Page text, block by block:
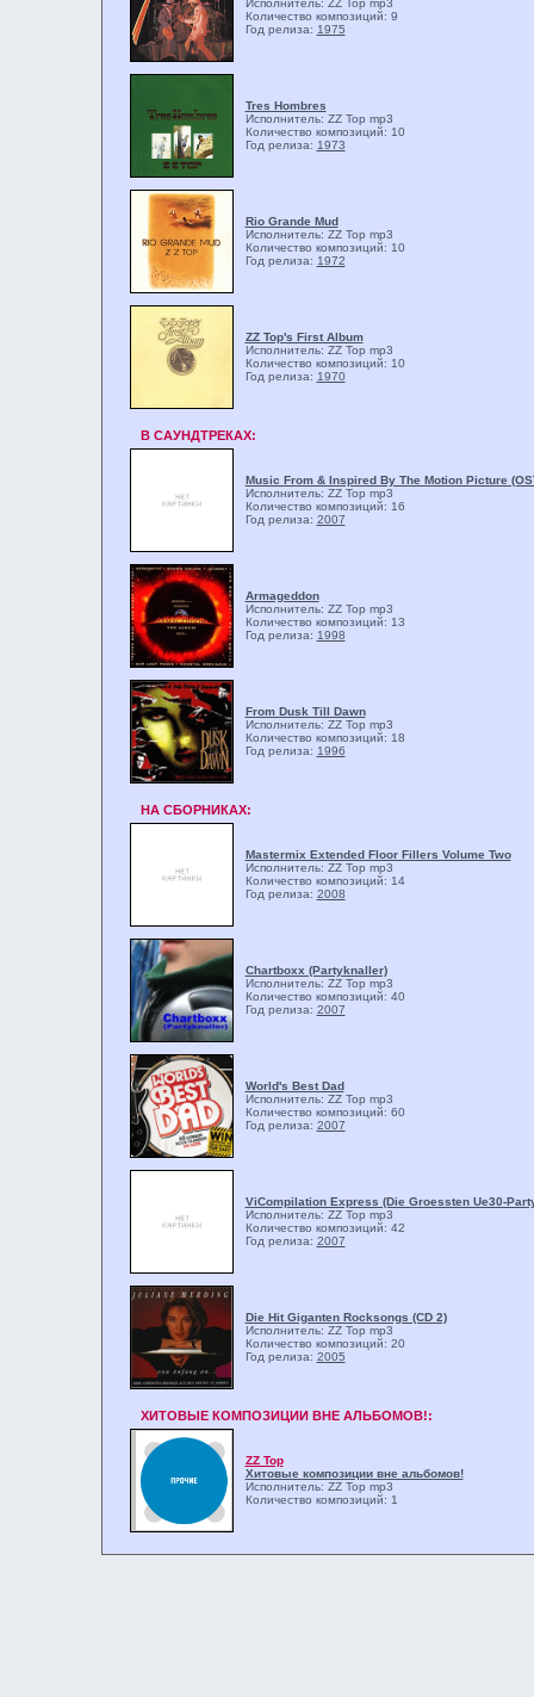
Исполнитель: ZZ Top mp3
Количество композиций: 9
Год релиза: 1975
Tres Hombres
Исполнитель: ZZ Top mp3
Количество композиций: 10
Год релиза: 1973
Rio Grande Mud
Исполнитель: ZZ Top mp3
Количество композиций: 10
Год релиза: 1972
ZZ Top's First Album
Исполнитель: ZZ Top mp3
Количество композиций: 10
Год релиза: 1970
В САУНДТРЕКАХ:
Music From & Inspired By The Motion Picture
Исполнитель: ZZ Top mp3
Количество композиций: 16
Год релиза: 2007
Armageddon
Исполнитель: ZZ Top mp3
Количество композиций: 13
Год релиза: 1998
From Dusk Till Dawn
Исполнитель: ZZ Top mp3
Количество композиций: 18
Год релиза: 1996
НА СБОРНИКАХ:
Mastermix Extended Floor Fillers Volume Two
Исполнитель: ZZ Top mp3
Количество композиций: 14
Год релиза: 2008
Chartboxx (Partyknaller)
Исполнитель: ZZ Top mp3
Количество композиций: 40
Год релиза: 2007
World's Best Dad
Исполнитель: ZZ Top mp3
Количество композиций: 60
Год релиза: 2007
ViCompilation Express (Die Groessten Ue30-
Исполнитель: ZZ Top mp3
Количество композиций: 42
Год релиза: 2007
Die Hit Giganten Rocksongs (CD 2)
Исполнитель: ZZ Top mp3
Количество композиций: 20
Год релиза: 2005
ХИТОВЫЕ КОМПОЗИЦИИ ВНЕ АЛЬБОМОВ!:
ZZ Top
Хитовые композиции вне альбомов!
Исполнитель: ZZ Top mp3
Количество композиций: 1